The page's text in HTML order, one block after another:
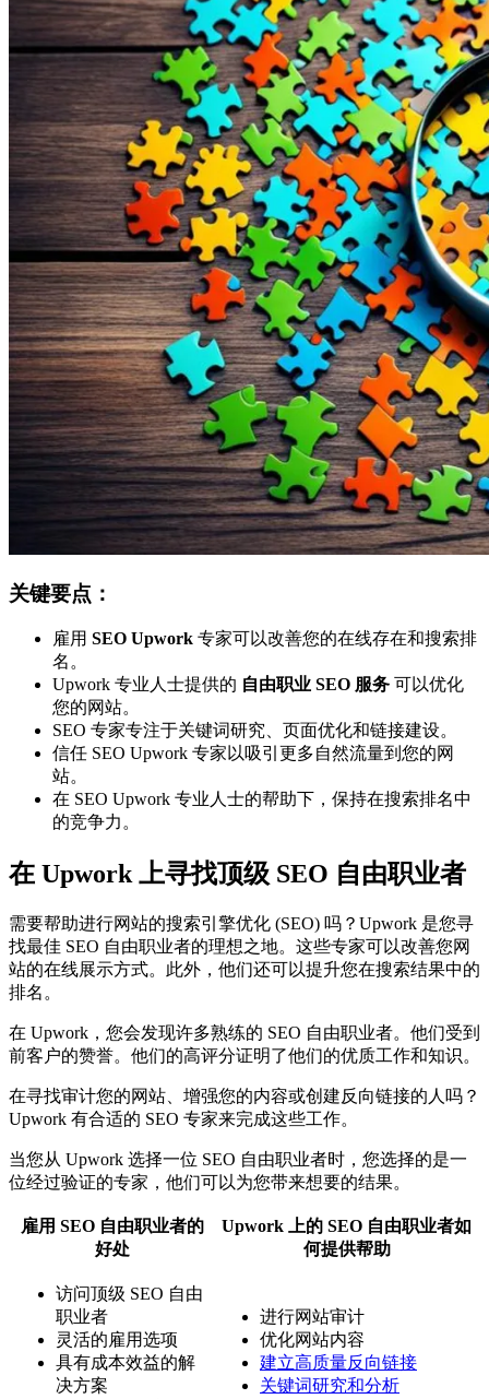
关键要点：
雇用 SEO Upwork 专家可以改善您的在线存在和搜索排
名。
Upwork 专业人士提供的 自由职业 SEO 服务 可以优化
您的网站。
SEO 专家专注于关键词研究、页面优化和链接建设。
信任 SEO Upwork 专家以吸引更多自然流量到您的网
站。
在 SEO Upwork 专业人士的帮助下，保持在搜索排名中
的竞争力。
在 Upwork 上寻找顶级 SEO 自由职业者
需要帮助进行网站的搜索引擎优化 (SEO) 吗？Upwork 是您寻
找最佳 SEO 自由职业者的理想之地。这些专家可以改善您网
站的在线展示方式。此外，他们还可以提升您在搜索结果中的
排名。
在 Upwork，您会发现许多熟练的 SEO 自由职业者。他们受到
前客户的赞誉。他们的高评分证明了他们的优质工作和知识。
在寻找审计您的网站、增强您的内容或创建反向链接的人吗？
Upwork 有合适的 SEO 专家来完成这些工作。
当您从 Upwork 选择一位 SEO 自由职业者时，您选择的是一
位经过验证的专家，他们可以为您带来想要的结果。
雇用 SEO 自由职业者的
好处
Upwork 上的 SEO 自由职业者如
何提供帮助
访问顶级 SEO 自由
职业者
灵活的雇用选项
具有成本效益的解
决方案
进行网站审计
优化网站内容
建立高质量反向链接
关键词研究和分析